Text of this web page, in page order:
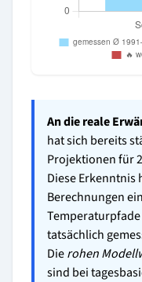
An die reale
hat sich bereits
Projektionen für
Diese Erkenntnis
Berechnungen
tatsächlich
Dierohen
sind bei